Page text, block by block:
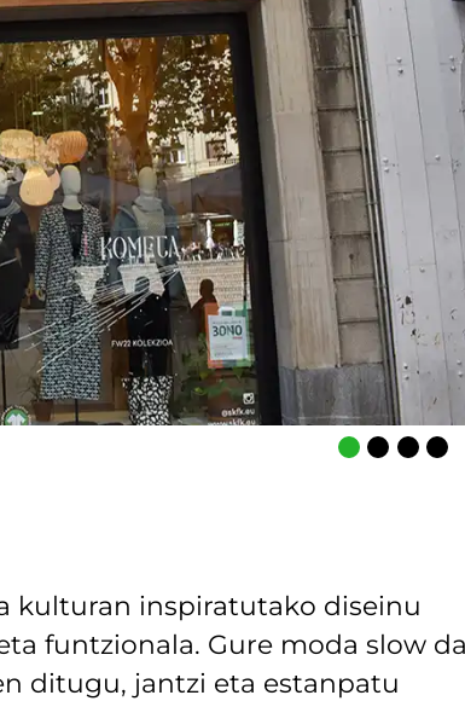
kulturan inspiratutako diseinu
funtzionala. Gure moda slow
ditugu, jantzi eta estanpatu